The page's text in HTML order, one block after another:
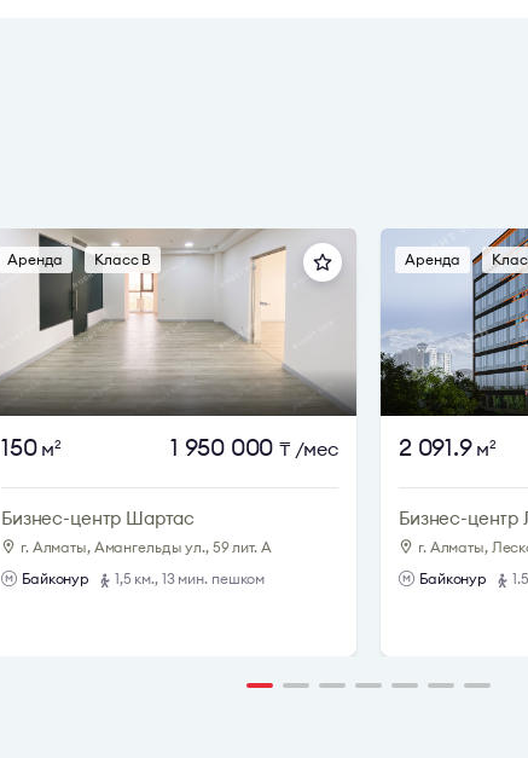
Аренда Класс B
150м2 1 950 000 ₸ /мес
Бизнес-центр Шартас
г. Алматы, Амангельды ул., 59 лит. А
Байконур
1,5 км., 13 мин. пешком
Аренда
2 091.9м2
Бизнес-центр
г. Алматы,
Байконур